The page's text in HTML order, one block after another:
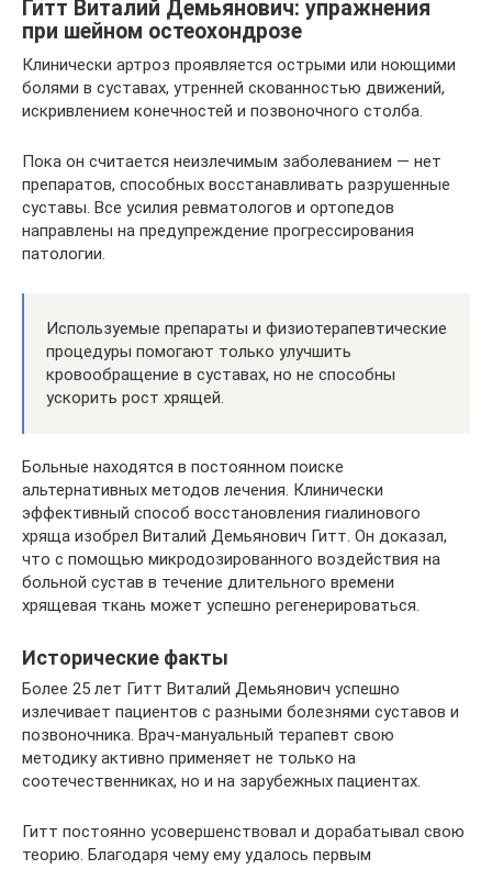
Гитт Виталий Демьянович: упражнения
при шейном остеохондрозе
Клинически артроз проявляется острыми или ноющими
болями в суставах, утренней скованностью движений,
искривлением конечностей и позвоночного столба.
Пока он считается неизлечимым заболеванием — нет
препаратов, способных восстанавливать разрушенные
суставы. Все усилия ревматологов и ортопедов
направлены на предупреждение прогрессирования
патологии.
Используемые препараты и физиотерапевтические
процедуры помогают только улучшить
кровообращение в суставах, но не способны
ускорить рост хрящей.
Больные находятся в постоянном поиске
альтернативных методов лечения. Клинически
эффективный способ восстановления гиалинового
хряща изобрел Виталий Демьянович Гитт. Он доказал,
что с помощью микродозированного воздействия на
больной сустав в течение длительного времени
хрящевая ткань может успешно регенерироваться.
Исторические факты
Более 25 лет Гитт Виталий Демьянович успешно
излечивает пациентов с разными болезнями суставов и
позвоночника. Врач-мануальный терапевт свою
методику активно применяет не только на
соотечественниках, но и на зарубежных пациентах.
Гитт постоянно усовершенствовал и дорабатывал свою
теорию. Благодаря чему ему удалось первым